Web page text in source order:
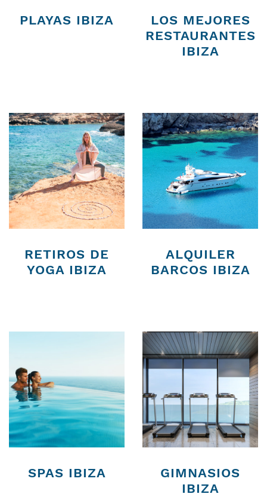
PLAYAS IBIZA
LOS MEJORES
RESTAURANTES
IBIZA
RETIROS DE
YOGA IBIZA
ALQUILER
BARCOS IBIZA
SPAS IBIZA
GIMNASIOS
IBIZA